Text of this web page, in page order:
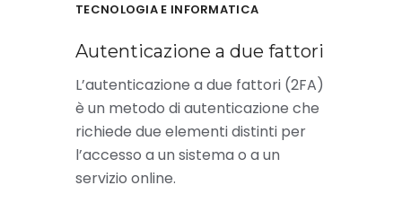
TECNOLOGIA E INFORMATICA
Autenticazione a due fattori
L’autenticazione a due fattori (2FA)
è un metodo di autenticazione che
richiede due elementi distinti per
l’accesso a un sistema o a un
servizio online.